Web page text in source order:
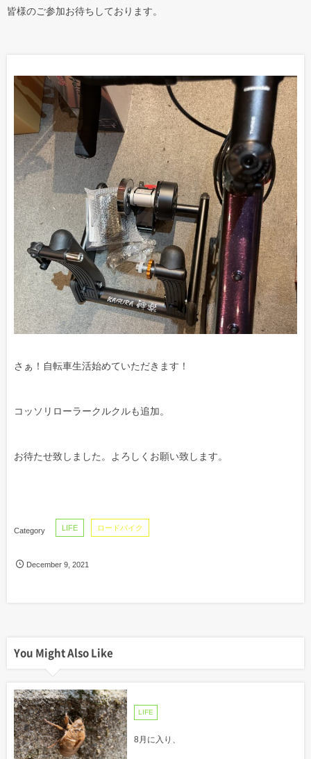
皆様のご参加お待ちしております。
さぁ！自転車生活始めていただきます！
コッソリローラークルクルも追加。
お待たせ致しました。よろしくお願い致します。
LIFE ロードバイク
December 9 ,2021
You Might Also Like
LIFE
8月に入り、